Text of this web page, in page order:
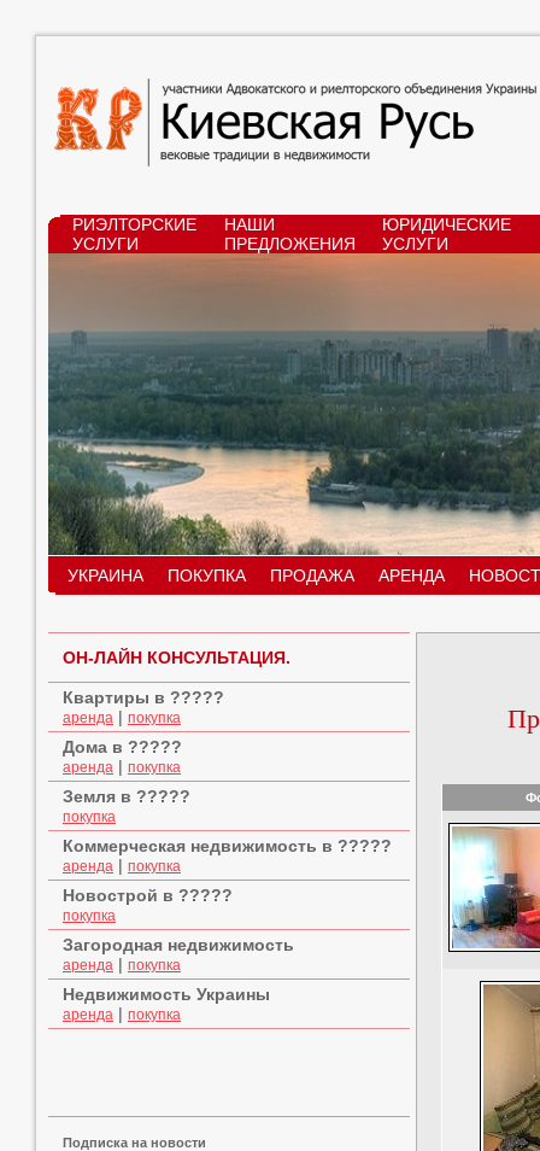
РИЭЛТОРСКИЕ
УСЛУГИ
НАШИ
ПРЕДЛОЖЕНИЯ
ЮРИДИЧЕСКИЕ
УСЛУГИ
УКРАИНА ПОКУПКА ПРОДАЖА АРЕНДА
ОН-ЛАЙН КОНСУЛЬТАЦИЯ.
Квартиры в ?????
аренда | покупка
Дома в ?????
аренда | покупка
Земля в ?????
покупка
Коммерческая недвижимость в ?????
аренда | покупка
Новострой в ?????
покупка
Загородная недвижимость
аренда | покупка
Недвижимость Украины
аренда | покупка
Подписка на новости